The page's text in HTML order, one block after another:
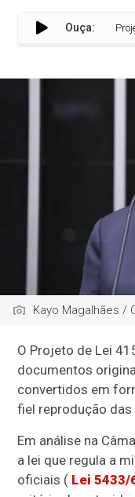
Ouça:
Kayo Magalhães /
O Projeto de Lei
documentos
convertidos em
fiel reprodução
Em análise na
a lei que regula a
oficiais ( Lei 5433/